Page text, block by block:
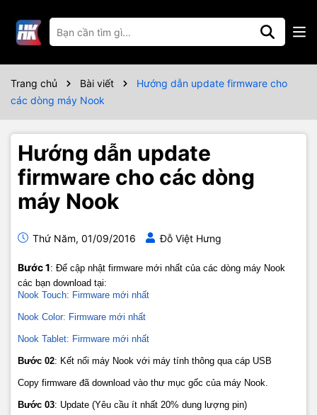
Trang chủ Bài viết
Hướng dẫn update firmware cho
các dòng máy Nook
Hướng dẫn update
firmware cho các dòng
máy Nook
Thứ Năm, 01/09/2016 Đỗ Việt Hưng
Bước 1: Để cập nhật firmware mới nhất của các dòng máy Nook
các bạn download tại:
Nook Touch: Firmware mới nhất
Nook Color: Firmware mới nhất
Nook Tablet: Firmware mới nhất
Bước 02: Kết nối máy Nook với máy tính thông qua cáp USB
Copy firmware đã download vào thư mục gốc của máy Nook.
Bước 03: Update (Yêu cầu ít nhất 20% dung lượng pin)